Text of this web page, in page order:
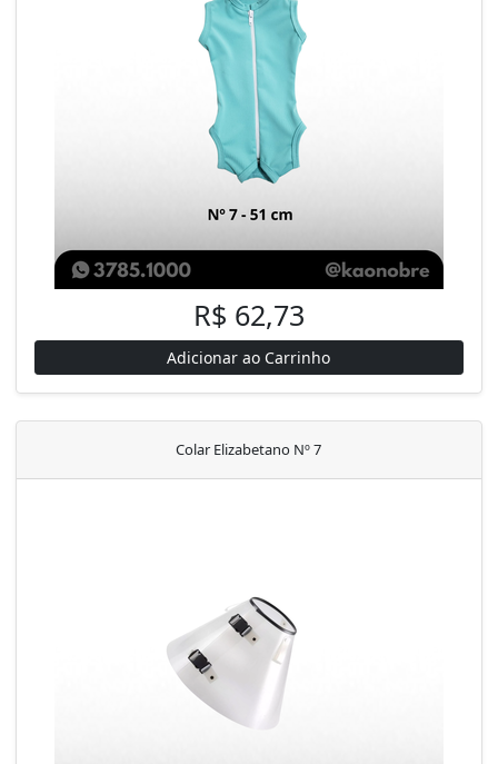
R$ 62,73
Adicionar ao Carrinho
Colar Elizabetano Nº 7